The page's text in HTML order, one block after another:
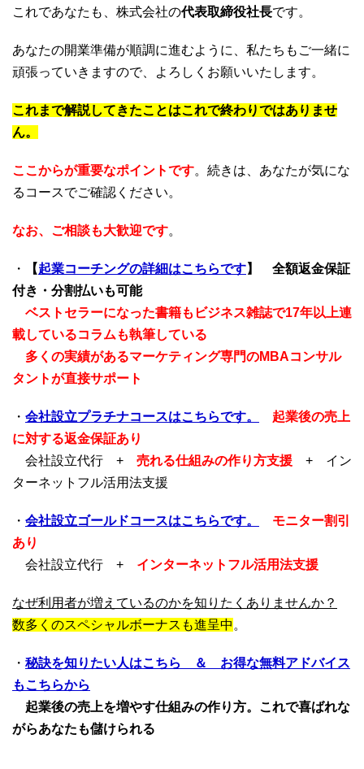
これであなたも、株式会社の代表取締役社長です。
あなたの開業準備が順調に進むように、私たちもご一緒に
頑張っていきますので、よろしくお願いいたします。
これまで解説してきたことはこれで終わりではありませ
ん。
ここからが重要なポイントです。続きは、あなたが気にな
るコースでご確認ください。
なお、ご相談も大歓迎です。
・ 【起業コーチングの詳細はこちらです】
全額返金保証
付き・分割払いも可能
ベストセラーになった書籍もビジネス雑誌で17年以上連
載しているコラムも執筆している
多くの実績があるマーケティング専門のMBAコンサル
タントが直接サポート
・ 会社設立プラチナコースはこちらです。
起業後の売上
に対する返金保証あり
会社設立代行 + 売れる仕組みの作り方支援 + イン
ターネットフル活用法支援
・ 会社設立ゴールドコースはこちらです。
モニター割引
あり
会社設立代行 + インターネットフル活用法支援
なぜ利用者が増えているのかを知りたくありませんか？
数多くのスペシャルボーナスも進呈中 。
・ 秘訣を知りたい人はこちら ＆ お得な無料アドバイス
もこちらから
起業後の売上を増やす仕組みの作り方。これで喜ばれな
がらあなたも儲けられる